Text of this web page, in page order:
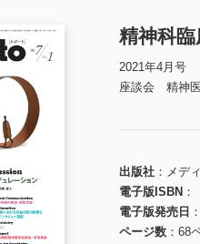
精神科
2021年4月号
座談会 精神医
出版社
メデ
電子版ISBN
電子版発売日
ページ数
68